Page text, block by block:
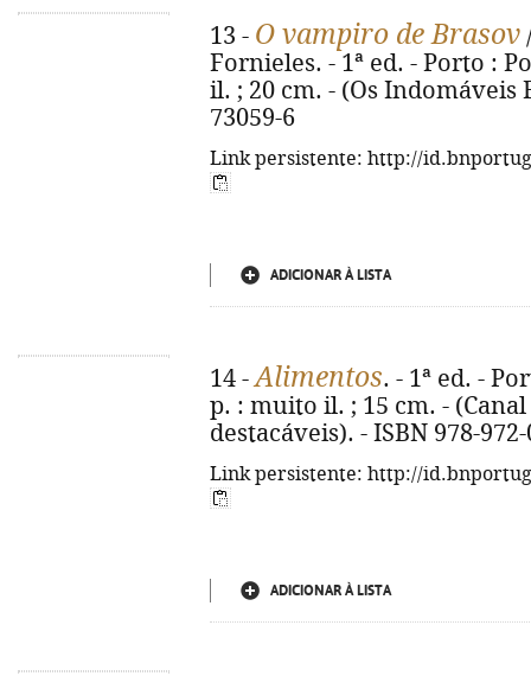
13 - O vampiro de Brasov
Fornieles. - 1ª ed. - Porto :
il. ; 20 cm. - (Os Indomáveis
73059-6
Link persistente: http://
ADICIONAR À LISTA
14 -Alimentos. - 1ª ed. -
p. : muito il. ; 15 cm. -
destacáveis). - ISBN 978-
Link persistente: http://
ADICIONAR À LISTA